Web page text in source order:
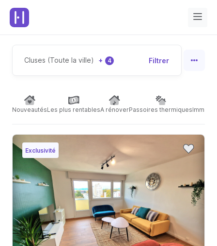
Cluses (Toute la ville) + 4 Filtrer
NouveautésLes plus rentablesA rénoverPassoires thermiques
Exclusivité